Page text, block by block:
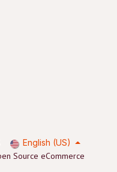
English (US)
Source eCommerce